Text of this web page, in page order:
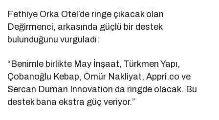
Fethiye Orka Otel’de ringe çıkacak olan
Değirmenci, arkasında güçlü bir destek
bulunduğunu vurguladı:
“Benimle birlikte May İnşaat, Türkmen Yapı,
Çobanoğlu Kebap, Ömür Nakliyat, Appri.co ve
Sercan Duman Innovation da ringde olacak. Bu
destek bana ekstra güç veriyor.”